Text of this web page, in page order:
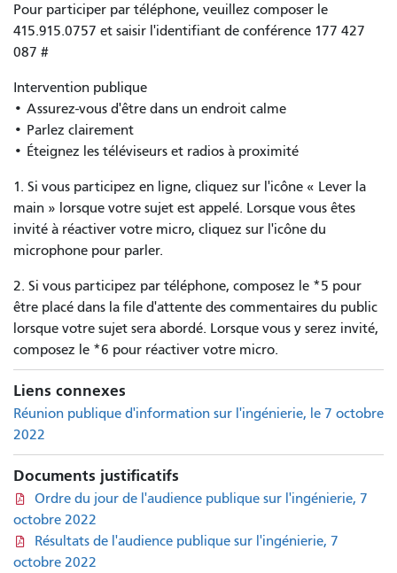
Pour participer par téléphone, veuillez composer le
415.915.0757 et saisir l'identifiant de conférence 177 427
087 #
Intervention publique
• Assurez-vous d'être dans un endroit calme
• Parlez clairement
• Éteignez les téléviseurs et radios à proximité
1. Si vous participez en ligne, cliquez sur l'icône « Lever la
main » lorsque votre sujet est appelé. Lorsque vous êtes
invité à réactiver votre micro, cliquez sur l'icône du
microphone pour parler.
2. Si vous participez par téléphone, composez le *5 pour
être placé dans la file d'attente des commentaires du public
lorsque votre sujet sera abordé. Lorsque vous y serez invité,
composez le *6 pour réactiver votre micro.
Liens connexes
Réunion publique d'information sur l'ingénierie, le 7 octobre
2022
Documents justificatifs
Ordre du jour de l'audience publique sur l'ingénierie, 7
octobre 2022
Résultats de l'audience publique sur l'ingénierie, 7
octobre 2022